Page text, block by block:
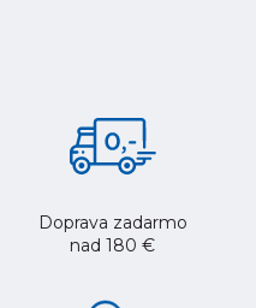
Doprava zadarmo
nad 180 €